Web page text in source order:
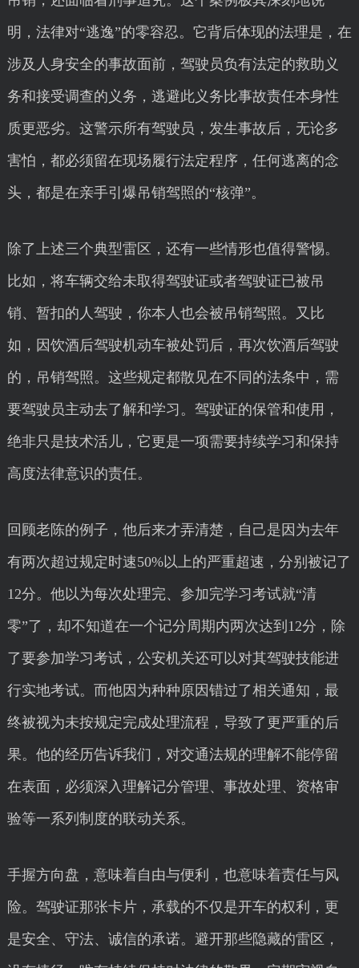
明，法律对“逃逸”的零容忍。它背后体现的法理是，在
涉及人身安全的事故面前，驾驶员负有法定的救助义
务和接受调查的义务，逃避此义务比事故责任本身性
质更恶劣。这警示所有驾驶员，发生事故后，无论多
害怕，都必须留在现场履行法定程序，任何逃离的念
头，都是在亲手引爆吊销驾照的“核弹”。
除了上述三个典型雷区，还有一些情形也值得警惕。
比如，将车辆交给未取得驾驶证或者驾驶证已被吊
销、暂扣的人驾驶，你本人也会被吊销驾照。又比
如，因饮酒后驾驶机动车被处罚后，再次饮酒后驾驶
的，吊销驾照。这些规定都散见在不同的法条中，需
要驾驶员主动去了解和学习。驾驶证的保管和使用，
绝非只是技术活儿，它更是一项需要持续学习和保持
高度法律意识的责任。
回顾老陈的例子，他后来才弄清楚，自己是因为去年
有两次超过规定时速50%以上的严重超速，分别被记了
12分。他以为每次处理完、参加完学习考试就“清
零”了，却不知道在一个记分周期内两次达到12分，除
了要参加学习考试，公安机关还可以对其驾驶技能进
行实地考试。而他因为种种原因错过了相关通知，最
终被视为未按规定完成处理流程，导致了更严重的后
果。他的经历告诉我们，对交通法规的理解不能停留
在表面，必须深入理解记分管理、事故处理、资格审
验等一系列制度的联动关系。
手握方向盘，意味着自由与便利，也意味着责任与风
险。驾驶证那张卡片，承载的不仅是开车的权利，更
是安全、守法、诚信的承诺。避开那些隐藏的雷区，